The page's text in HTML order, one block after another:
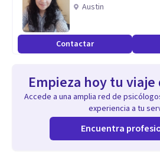
Austin
Contactar
Empieza hoy tu
Accede a una amplia red de
experiencia a tu
Encuentra